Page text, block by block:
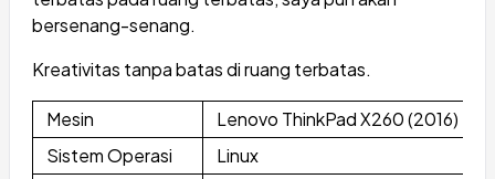
bersenang-senang.
Kreativitas tanpa batas di ruang terbatas.
Mesin
Lenovo ThinkPad X260 (2016)
Sistem Operasi
Linux